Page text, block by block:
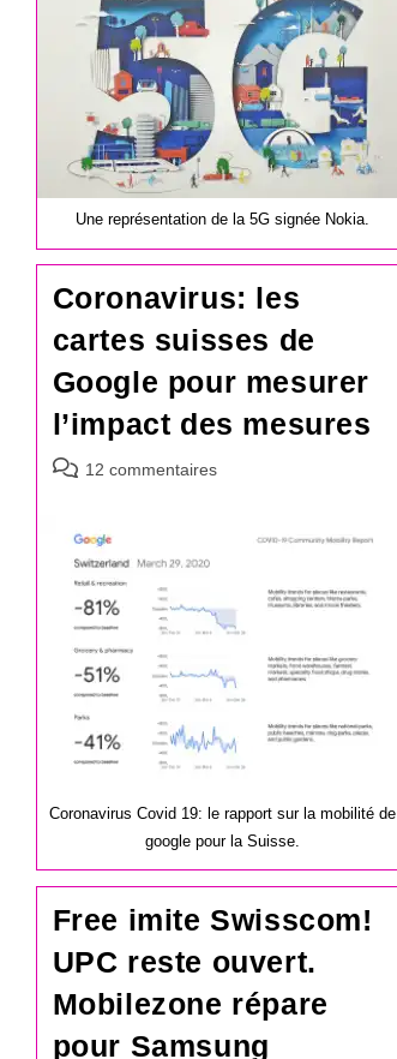
Une représentation de la 5G signée Nokia.
Coronavirus: les
cartes suisses de
Google pour mesurer
l’impact des mesures
Commentaires
publication :
12 commentaires
Coronavirus Covid 19: le rapport sur la mobilité de
google pour la Suisse.
Free imite Swisscom!
UPC reste ouvert.
Mobilezone répare
pour Samsung